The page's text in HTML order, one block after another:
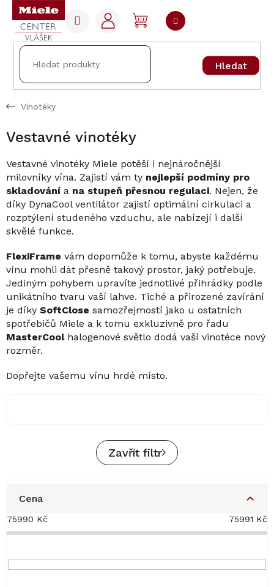
Přejít
obsah
Hledat
NÁKUPNÍ
KOŠÍK
Vinotéky
Vestavné vinotéky
Vestavné vinotéky Miele potěší i nejnáročnější
milovníky vína. Zajistí vám ty nejlepší podmíny pro
skladování a na stupeň přesnou regulaci. Nejen, že
díky DynaCool ventilátor zajistí optimální cirkulaci a
rozptýlení studeného vzduchu, ale nabízejí i další
skvělé funkce.
FlexiFrame vám dopomůže k tomu, abyste každému
vínu mohli dát přesně takový prostor, jaký potřebuje.
Jediným pohybem upravíte jednotlivé přihrádky podle
unikátního tvaru vaší lahve. Tiché a přirozené zavírání
je díky SoftClose samozřejmostí jako u ostatních
spotřebičů Miele a k tomu exkluzivně pro řadu
MasterCoolhalogenové světlo dodá vaší vinotéce nový
rozměr.
Dopřejte vašemu vínu hrdé místo.
Zavřít filtr
Cena
75990 Kč 75991 Kč